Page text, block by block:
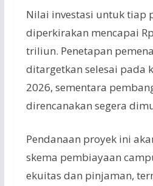
Nilai investasi untuk tiap
diperkirakan mencapai
triliun. Penetapan
ditargetkan selesai pada
2026, sementara
direncanakan segera
Pendanaan proyek ini
skema pembiayaan
ekuitas dan pinjaman,